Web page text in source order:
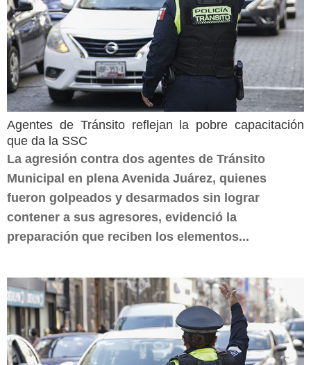
Agentes de Tránsito reflejan la pobre capacitación
que da la SSC
La agresión contra dos agentes de Tránsito
Municipal en plena Avenida Juárez, quienes
fueron golpeados y desarmados sin lograr
contener a sus agresores, evidenció la
preparación que reciben los elementos...